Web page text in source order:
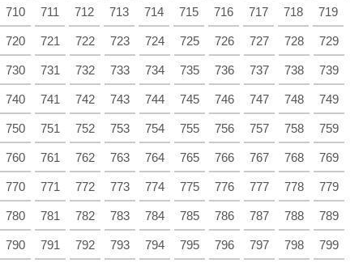
710 711 712 713 714 715 716 717 718 719
720 721 722 723 724 725 726 727 728 729
730 731 732 733 734 735 736 737 738 739
740 741 742 743 744 745 746 747 748 749
750 751 752 753 754 755 756 757 758 759
760 761 762 763 764 765 766 767 768 769
770 771 772 773 774 775 776 777 778 779
780 781 782 783 784 785 786 787 788 789
790 791 792 793 794 795 796 797 798 799